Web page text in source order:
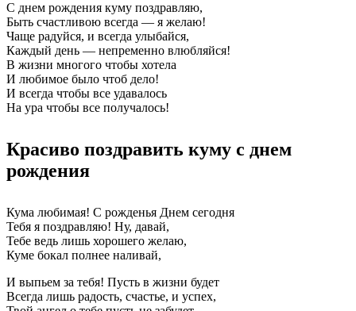
С днем рождения куму поздравляю,
Быть счастливою всегда — я желаю!
Чаще радуйся, и всегда улыбайся,
Каждый день — непременно влюбляйся!
В жизни многого чтобы хотела
И любимое было чтоб дело!
И всегда чтобы все удавалось
На ура чтобы все получалось!
Красиво поздравить куму с днем
рождения
Кума любимая! С рожденья Днем сегодня
Тебя я поздравляю! Ну, давай,
Тебе ведь лишь хорошего желаю,
Куме бокал полнее наливай,
И выпьем за тебя! Пусть в жизни будет
Всегда лишь радость, счастье, и успех,